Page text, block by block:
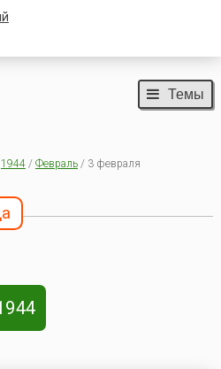
Темы
1944/ Февраль/ 3 февраля